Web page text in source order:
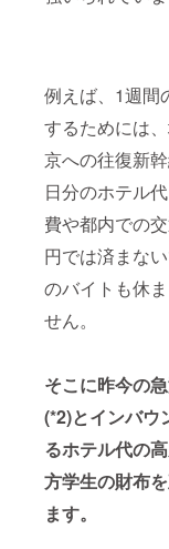
例えば、1週間
するためには
京への往復新
日分のホテル
費や都内での
円では済まな
のバイトも休
せん。
そこに昨今の
(*2)とインバウ
るホテル代の
方学生の財布
ます。